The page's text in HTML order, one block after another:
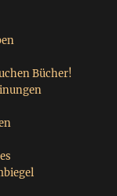
Bücher!